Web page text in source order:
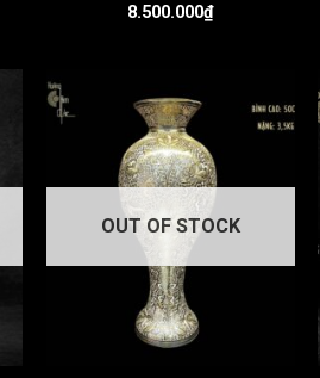
8.500.000₫
OUT OF STOCK